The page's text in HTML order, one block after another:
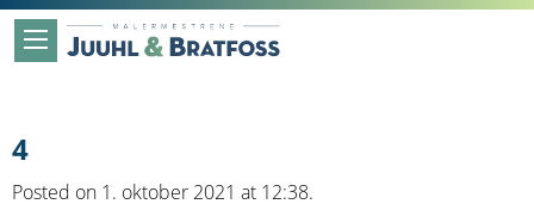
4
Posted on 1. oktober 2021 at 12:38.